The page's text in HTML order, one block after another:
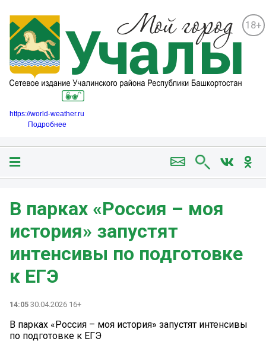
18+
https://world-weather.ru
Подробнее
В парках «Россия – моя
история» запустят
интенсивы по подготовке
к ЕГЭ
14:05 30.04.2026 16+
В парках «Россия – моя история» запустят интенсивы
по подготовке к ЕГЭ